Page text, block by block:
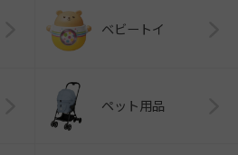
ベビートイ
ペット用品